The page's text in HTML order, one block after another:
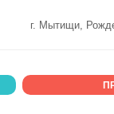
г. Мытищи,